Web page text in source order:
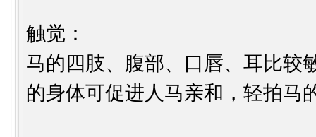
触觉：
马的四肢、腹部、口唇、耳比较
的身体可促进人马亲和，轻拍马